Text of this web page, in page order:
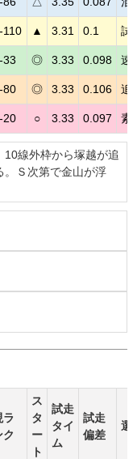
110 ▲ 3.31 0.1 試
33 ◎ 3.33 0.098 速
80 ◎ 3.33 0.106 追
20 ○ 3.33 0.097 素
10線外枠から塚越が追
。Ｓ次第で金山が浮
ラ
ク
ス
タ
ー
ト
試走
タイ
ム
試走
偏差
選